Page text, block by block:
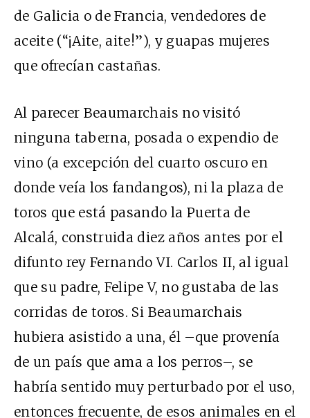
de Galicia o de Francia, vendedores de
aceite (“¡Aite, aite!”), y guapas mujeres
que ofrecían castañas.
Al parecer Beaumarchais no visitó
ninguna taberna, posada o expendio de
vino (a excepción del cuarto oscuro en
donde veía los fandangos), ni la plaza de
toros que está pasando la Puerta de
Alcalá, construida diez años antes por el
difunto rey Fernando VI. Carlos II, al igual
que su padre, Felipe V, no gustaba de las
corridas de toros. Si Beaumarchais
hubiera asistido a una, él –que provenía
de un país que ama a los perros–, se
habría sentido muy perturbado por el uso,
entonces frecuente, de esos animales en el